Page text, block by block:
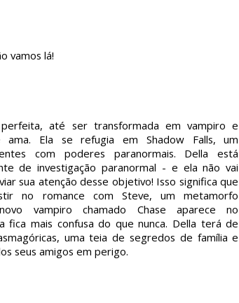
vamos lá!
até ser transformada em vampiro e
ama. Ela se refugia em Shadow Falls, um
com poderes paranormais. Della está
de investigação paranormal - e ela não vai
sua atenção desse objetivo! Isso significa que
no romance com Steve, um metamorfo
vampiro chamado Chase aparece no
fica mais confusa do que nunca. Della terá de
uma teia de segredos de família e
seus amigos em perigo.